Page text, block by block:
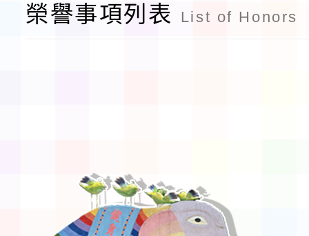
及師生本土語及新住民
榮譽事項列表 List of Honors